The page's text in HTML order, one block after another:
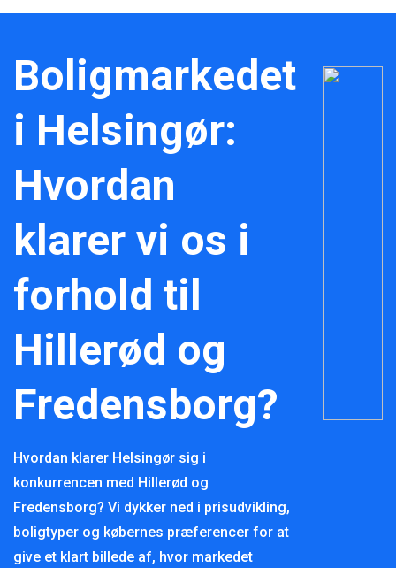
Boligmarkedet
i Helsingør:
Hvordan
klarer vi os i
forhold til
Hillerød og
Fredensborg?
Hvordan klarer Helsingør sig i
konkurrencen med Hillerød og
Fredensborg? Vi dykker ned i prisudvikling,
boligtyper og købernes præferencer for at
give et klart billede af, hvor markedet